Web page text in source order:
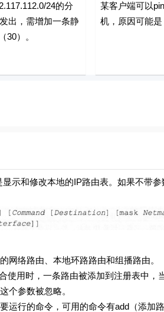
24的分
出，需增加一条静
30）。
某客户端可以
机，原因可能
和修改本地的IP路由表。如果不带参
络路由、本地环路路由和组播路由。
用时，一条路由被添加到注册表中，
个参数被忽略。
行的命令，可用的命令有add（添加路